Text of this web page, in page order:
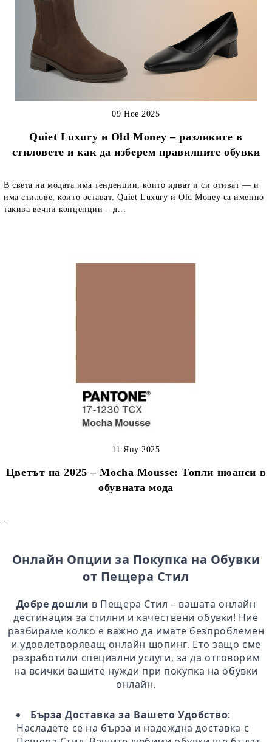
Quiet Luxury и Old Money – разликите в
стиловете и как да изберем правилните обувки
09 Ное 2025
В света на модата има тенденции, които идват и си отиват — и
има стилове, които остават. Quiet Luxury и Old Money са именно
такива вечни концепции – д...
Цветът на 2025 – Mocha Mousse: Топли нюанси в
обувната мода
11 Яну 2025
-
Онлайн Опции за Покупка на Обувки
от Пещера Стил
Добре дошли в Пещера Стил – вашата онлайн
дестинация за стилни и качествени обувки! Ние
разбираме колко е важно да имате безпроблемен
и удовлетворяващ онлайн шопинг. Ето защо сме
разработили специални услуги, за да отговорим
на всички вашите нужди при покупка на обувки
онлайн.
Бърза Доставка за Вашето Удобство:
Насладете се на бърза и надеждна доставка с